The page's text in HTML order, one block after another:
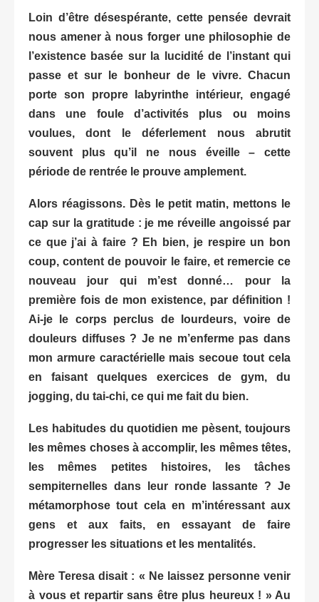
Loin d’être désespérante, cette pensée devrait
nous amener à nous forger une philosophie de
l’existence basée sur la lucidité de l’instant qui
passe et sur le bonheur de le vivre. Chacun
porte son propre labyrinthe intérieur, engagé
dans une foule d’activités plus ou moins
voulues, dont le déferlement nous abrutit
souvent plus qu’il ne nous éveille – cette
période de rentrée le prouve amplement.
Alors réagissons. Dès le petit matin, mettons le
cap sur la gratitude : je me réveille angoissé par
ce que j’ai à faire ? Eh bien, je respire un bon
coup, content de pouvoir le faire, et remercie ce
nouveau jour qui m’est donné… pour la
première fois de mon existence, par définition !
Ai-je le corps perclus de lourdeurs, voire de
douleurs diffuses ? Je ne m’enferme pas dans
mon armure caractérielle mais secoue tout cela
en faisant quelques exercices de gym, du
jogging, du tai-chi, ce qui me fait du bien.
Les habitudes du quotidien me pèsent, toujours
les mêmes choses à accomplir, les mêmes têtes,
les mêmes petites histoires, les tâches
sempiternelles dans leur ronde lassante ? Je
métamorphose tout cela en m’intéressant aux
gens et aux faits, en essayant de faire
progresser les situations et les mentalités.
Mère Teresa disait : « Ne laissez personne venir
à vous et repartir sans être plus heureux ! » Au